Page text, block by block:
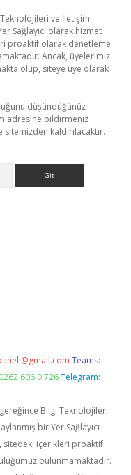
Teknolojileri ve İletişim
Sağlayıcı olarak hizmet
proaktif olarak denetleme
Ancak, üyelerimiz
olup, siteye üye olarak
düşündüğünüz
adresine bildirmeniz
kaldırılacaktır.
Teams:
606 0 726 Telegram:
gereğince Bilgi Teknolojileri
bir Yer Sağlayıcı
sitedeki içerikleri proaktif
bulunmamaktadır.